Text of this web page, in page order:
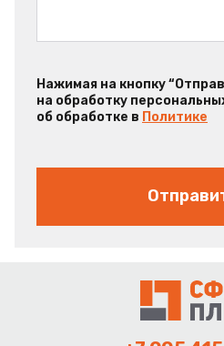
Нажимая на кнопку
на обработку
об обработке в Политике